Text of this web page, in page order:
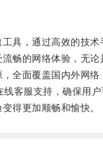
，通过高效的技术
的网络体验，无论
面覆盖国内外网络
服支持，确保用户
得更加顺畅和愉快。